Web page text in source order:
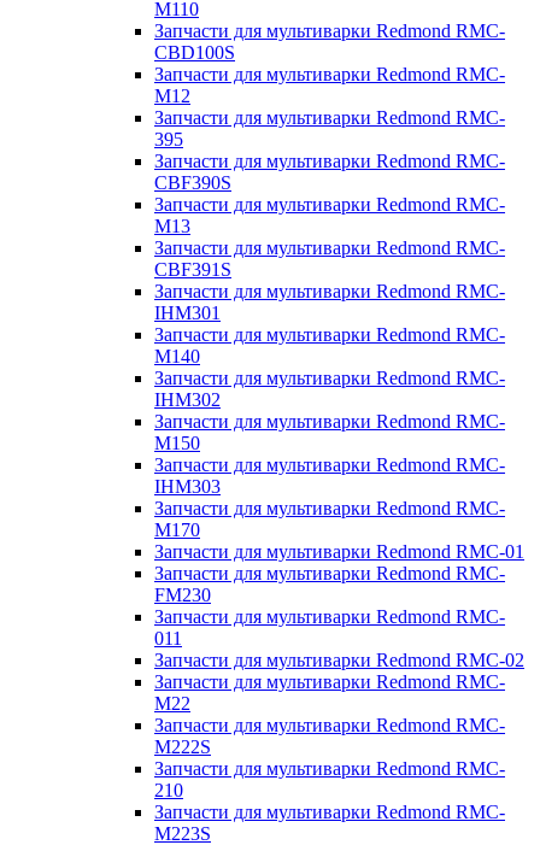
M110
Запчасти для мультиварки Redmond RMC-
CBD100S
Запчасти для мультиварки Redmond RMC-
M12
Запчасти для мультиварки Redmond RMC-
395
Запчасти для мультиварки Redmond RMC-
CBF390S
Запчасти для мультиварки Redmond RMC-
M13
Запчасти для мультиварки Redmond RMC-
CBF391S
Запчасти для мультиварки Redmond RMC-
IHM301
Запчасти для мультиварки Redmond RMC-
M140
Запчасти для мультиварки Redmond RMC-
IHM302
Запчасти для мультиварки Redmond RMC-
M150
Запчасти для мультиварки Redmond RMC-
IHM303
Запчасти для мультиварки Redmond RMC-
M170
Запчасти для мультиварки Redmond RMC-01
Запчасти для мультиварки Redmond RMC-
FM230
Запчасти для мультиварки Redmond RMC-
011
Запчасти для мультиварки Redmond RMC-02
Запчасти для мультиварки Redmond RMC-
M22
Запчасти для мультиварки Redmond RMC-
M222S
Запчасти для мультиварки Redmond RMC-
210
Запчасти для мультиварки Redmond RMC-
M223S